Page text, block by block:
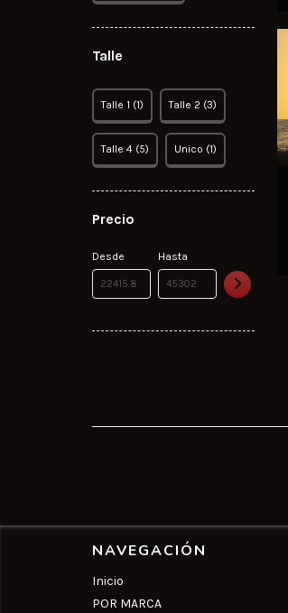
Talle
Talle 1 (1) Talle 2 (3)
Talle 4 (5) Unico (1)
Precio
Desde Hasta
NAVEGACIÓN
Inicio
POR MARCA